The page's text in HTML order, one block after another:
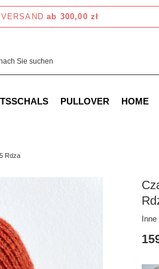
ab 300,00 zł
PULLOVER
HOME
Rdza